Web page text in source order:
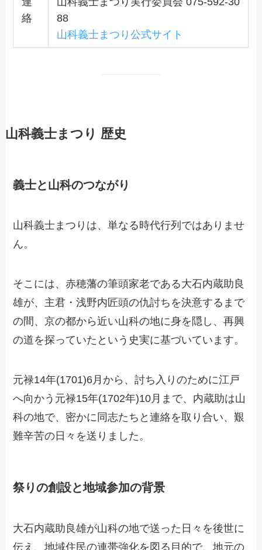
絡
88
山科義士まつり公式サイト
山科義士まつり 歴史
義士と山科のつながり
山科義士まつりは、単なる時代行列ではありませ
ん。
そこには、赤穂藩の筆頭家老である大石内蔵助良
雄が、主君・浅野内匠頭の仇討ちを決意するまで
の間、京の都から近い山科の地に身を隠し、再興
の道を探っていたという史実に基づいています。
元禄14年(1701)6月から、討ち入りのために江戸
へ向かう元禄15年(1702年)10月まで、内蔵助は山
科の地で、密かに同志たちと連絡を取り合い、艱
難辛苦の日々を送りました。
祭りの創設と地域参加の背景
大石内蔵助良雄が山科の地で送った日々を後世に
伝え、地域住民の連帯強化を図る目的で、地元の